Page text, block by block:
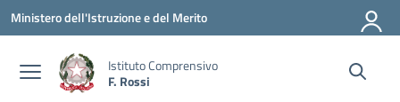
Vai ai contenuti
Vai al menu di navigazione
Vai al footer
Ministero dell'Istruzione e del Merito
Istituto Comprensivo
F. Rossi